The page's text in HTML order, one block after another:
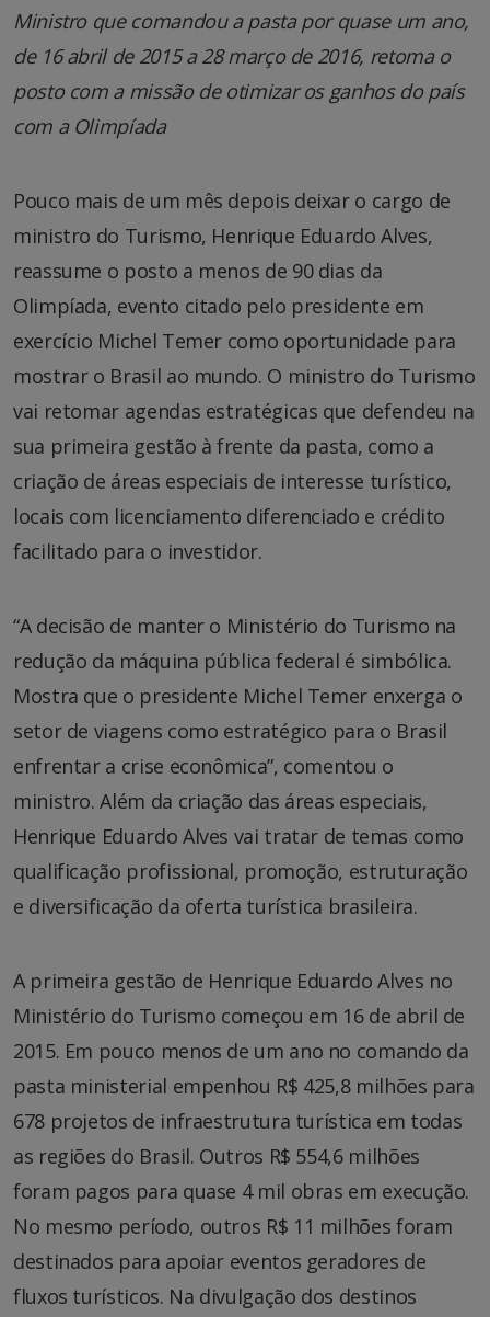
Ministro que comandou a pasta por quase um ano,
de 16 abril de 2015 a 28 março de 2016, retoma o
posto com a missão de otimizar os ganhos do país
com a Olimpíada
Pouco mais de um mês depois deixar o cargo de
ministro do Turismo, Henrique Eduardo Alves,
reassume o posto a menos de 90 dias da
Olimpíada, evento citado pelo presidente em
exercício Michel Temer como oportunidade para
mostrar o Brasil ao mundo. O ministro do Turismo
vai retomar agendas estratégicas que defendeu na
sua primeira gestão à frente da pasta, como a
criação de áreas especiais de interesse turístico,
locais com licenciamento diferenciado e crédito
facilitado para o investidor.
“A decisão de manter o Ministério do Turismo na
redução da máquina pública federal é simbólica.
Mostra que o presidente Michel Temer enxerga o
setor de viagens como estratégico para o Brasil
enfrentar a crise econômica”, comentou o
ministro. Além da criação das áreas especiais,
Henrique Eduardo Alves vai tratar de temas como
qualificação profissional, promoção, estruturação
e diversificação da oferta turística brasileira.
A primeira gestão de Henrique Eduardo Alves no
Ministério do Turismo começou em 16 de abril de
2015. Em pouco menos de um ano no comando da
pasta ministerial empenhou R$ 425,8 milhões para
678 projetos de infraestrutura turística em todas
as regiões do Brasil. Outros R$ 554,6 milhões
foram pagos para quase 4 mil obras em execução.
No mesmo período, outros R$ 11 milhões foram
destinados para apoiar eventos geradores de
fluxos turísticos. Na divulgação dos destinos